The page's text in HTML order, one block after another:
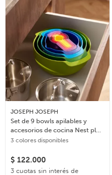
JOSEPH JOSEPH
Set de 9 bowls apilables y
accesorios de cocina Nest plus
– Multicolor
3 colores disponibles
$ 122.000
3 cuotas sin interés de